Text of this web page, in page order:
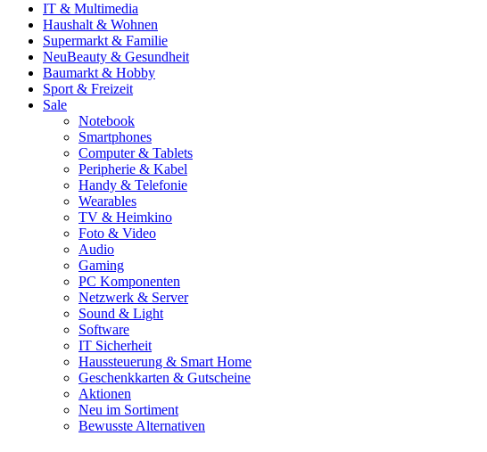
IT & Multimedia
Haushalt & Wohnen
Supermarkt & Familie
NeuBeauty & Gesundheit
Baumarkt & Hobby
Sport & Freizeit
Sale
Notebook
Smartphones
Computer & Tablets
Peripherie & Kabel
Handy & Telefonie
Wearables
TV & Heimkino
Foto & Video
Audio
Gaming
PC Komponenten
Netzwerk & Server
Sound & Light
Software
IT Sicherheit
Haussteuerung & Smart Home
Geschenkkarten & Gutscheine
Aktionen
Neu im Sortiment
Bewusste Alternativen